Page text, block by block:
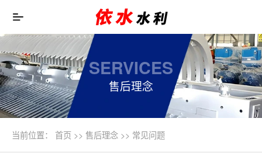
SERVICES
售后理念
当前位置： 首页>> 售后理念>> 常见问题